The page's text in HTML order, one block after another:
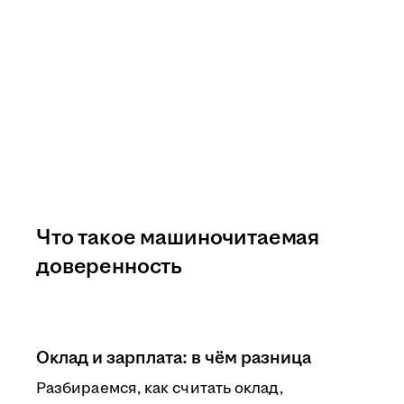
Оклад и зарплата: в чём разница
Разбираемся, как считать оклад,
Что такое машиночитаемая
доверенность